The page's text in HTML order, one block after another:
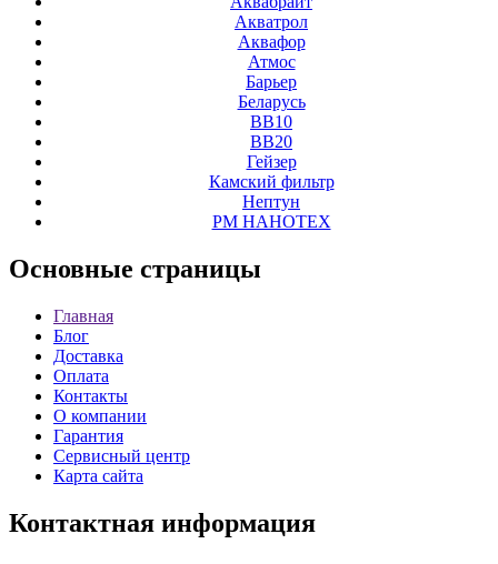
Акватрол
Аквафор
Атмос
Барьер
Беларусь
ВВ10
ВВ20
Гейзер
Камский фильтр
Нептун
РМ НАНОТЕХ
Основные страницы
Главная
Блог
Доставка
Оплата
Контакты
О компании
Гарантия
Сервисный центр
Карта сайта
Контактная информация